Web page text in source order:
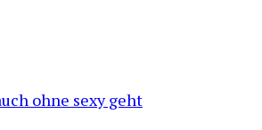
ohne sexy geht